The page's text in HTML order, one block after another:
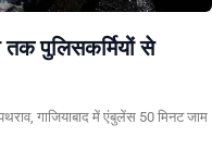
पुलिसकर्मियों से
गाजियाबाद में एंबुलेंस 50 मिनट जाम